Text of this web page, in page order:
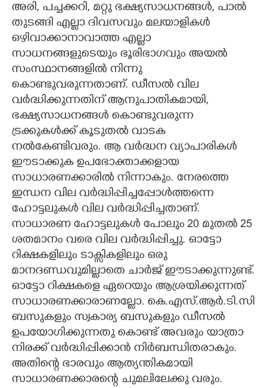
അരി, പച്ചക്കറി, മറ്റു ഭക്ഷ്യസാധനങ്ങൾ, പാൽ
തുടങ്ങി എല്ലാ ദിവസവും മലയാളികൾ
ഒഴിവാക്കാനാവാത്ത എല്ലാ
സാധനങ്ങളുടെയും ഭൂരിഭാഗവും അയൽ
സംസ്ഥാനങ്ങളിൽ നിന്നു
കൊണ്ടുവരുന്നതാണ്. ഡീസൽ വില
വർദ്ധിക്കുന്നതിന് ആനുപാതികമായി,
ഭക്ഷ്യസാധനങ്ങൾ കൊണ്ടുവരുന്ന
ട്രക്കുകൾക്ക് കൂടുതൽ വാടക
നൽകേണ്ടിവരും. ആ വർദ്ധന വ്യാപാരികൾ
ഈടാക്കുക ഉപഭോക്താക്കളായ
സാധാരണക്കാരിൽ നിന്നാകും. നേരത്തെ
ഇന്ധന വില വർദ്ധിപ്പിച്ചപ്പോൾത്തന്നെ
ഹോട്ടലുകൾ വില വർദ്ധിപ്പിച്ചതാണ്.
സാധാരണ ഹോട്ടലുകൾ പോലും 20 മുതൽ 25
ശതമാനം വരെ വില വർദ്ധിപ്പിച്ചു. ഓട്ടോ
റിക്ഷകളിലും ടാക്സികളിലും ഒരു
മാനദണ്ഡവുമില്ലാതെ ചാർജ് ഈടാക്കുന്നുണ്ട്.
ഓട്ടോ റിക്ഷകളെ ഏറെയും ആശ്രയിക്കുന്നത്
സാധാരണക്കാരാണല്ലോ. കെ.എസ്.ആർ.ടി.സി
ബസുകളും സ്വകാര്യ ബസുകളും ഡീസൽ
ഉപയോഗിക്കുന്നതു കൊണ്ട് അവരും യാത്രാ
നിരക്ക് വർദ്ധിപ്പിക്കാൻ നിർബന്ധിതരാകും.
അതിന്റെ ഭാരവും ആത്യന്തികമായി
സാധാരണക്കാരന്റെ ചുമലിലേക്കു വരും.